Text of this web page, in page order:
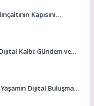
Kapısını
Kalbi: Gündem ve
Dijital Buluşma